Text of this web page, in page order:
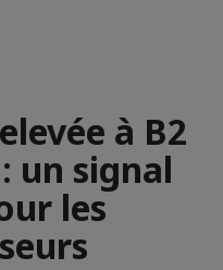
à B2
un signal
les